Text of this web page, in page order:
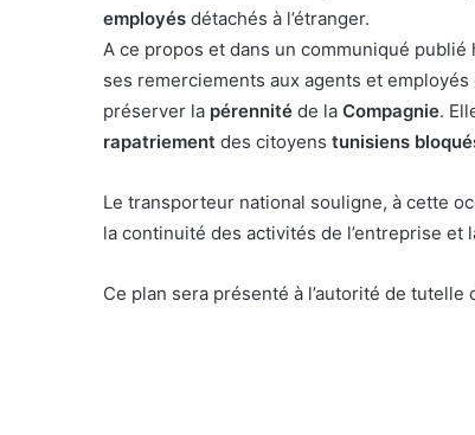
employés détachés à l’étranger.
A ce propos et dans un communiqué
ses remerciements aux agents et
préserver la pérennité de la Compagnie.
rapatriement des citoyens tunisiens
Le transporteur national souligne, à cette
la continuité des activités de l’entreprise et
Ce plan sera présenté à l’autorité de tutelle